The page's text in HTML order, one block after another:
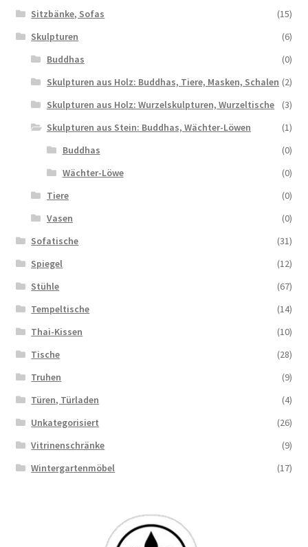
Sitzbänke, Sofas
(15)
Skulpturen
(6)
Buddhas
(0)
Skulpturen aus Holz: Buddhas, Tiere, Masken, Schalen (2)
Skulpturen aus Holz: Wurzelskulpturen, Wurzeltische
(3)
Skulpturen aus Stein: Buddhas, Wächter-Löwen
(1)
Buddhas
(0)
Wächter-Löwe
(0)
Tiere
(0)
Vasen
(0)
Sofatische
(31)
Spiegel
(12)
Stühle
(67)
Tempeltische
(14)
Thai-Kissen
(10)
Tische
(28)
Truhen
(9)
Türen, Türladen
(4)
Unkategorisiert
(26)
Vitrinenschränke
(9)
Wintergartenmöbel
(17)